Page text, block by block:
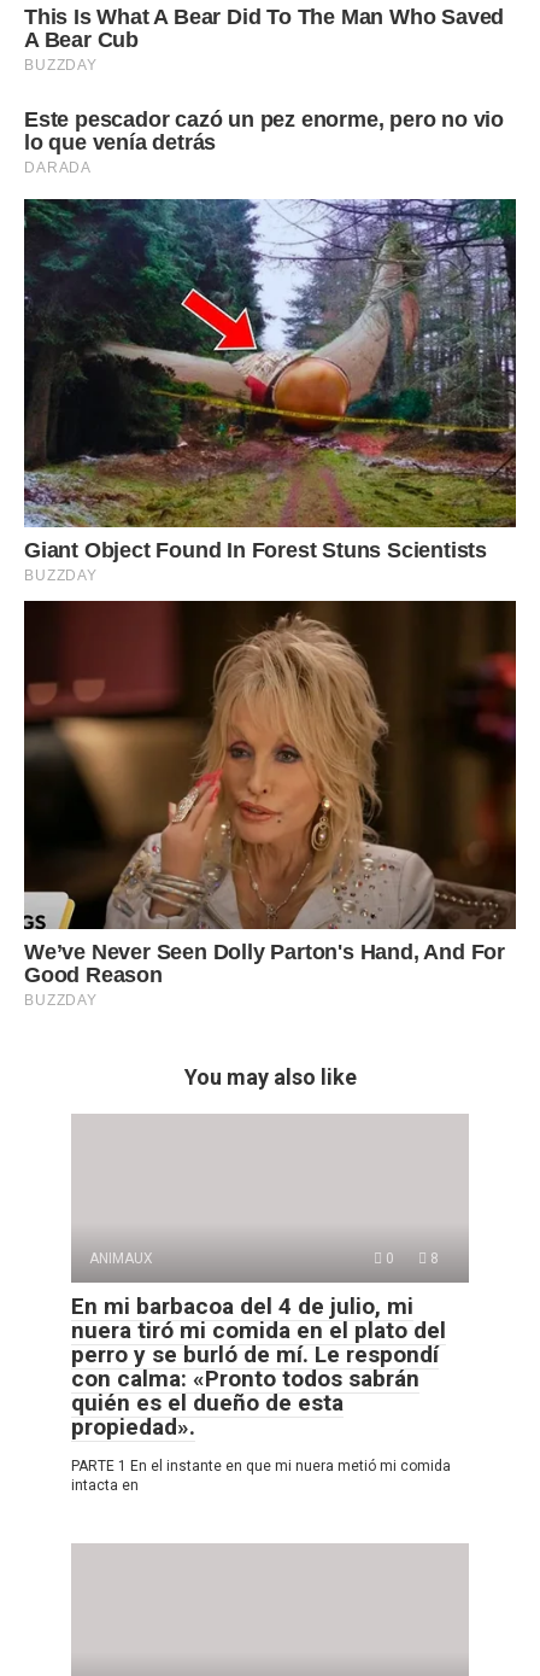
You may also like
ANIMAUX 0 8
En mi barbacoa del 4 de julio, mi
nuera tiró mi comida en el plato del
perro y se burló de mí. Le respondí
con calma: «Pronto todos sabrán
quién es el dueño de esta
propiedad».
PARTE 1 En el instante en que mi nuera metió mi comida
intacta en